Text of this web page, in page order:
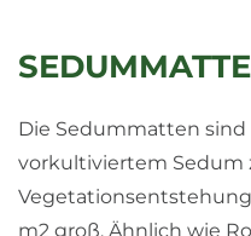
Die Sedummatten
vorkultiviertem Sedum
m2 groß. Ähnlich wie